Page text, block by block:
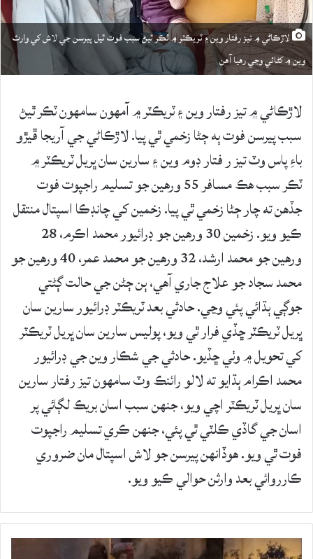
لاڙڪاڻي ۾ تيز رفتار وين ۽ ٽريڪٽر ۾ ٽڪر ٿيڻ سبب فوت ٿيل پيرسن جي لاش کي وارث
وين ۾ کڻائي وڃي رهيا آهن
لاڙڪاڻي ۾ تيز رفتار وين ۽ ٽريڪٽر ۾ آمهون سامهون ٽڪر ٿيڻ
سبب پيرسن فوت ٻه ڄڻا زخمي ٿي پيا. لاڙڪاڻي جي آريجا ڦيڙو
باءِ پاس وٽ تيز ر فتار ڊوم وين ۽ سارين سان ڀريل ٽريڪٽر ۾
ٽڪر سبب هڪ مسافر 55 ورهين جو تسليم راجپوت فوت
جڏهن ته چار ڄڻا زخمي ٿي پيا. زخمين کي چانڊڪا اسپتال منتقل
ڪيو ويو. زخمين 30 ورهين جو ڊرائيور محمد اڪرم، 28
ورهين جو محمد ارشد، 32 ورهين جو محمد عمر، 40 ورهين جو
محمد سجاد جو علاج جاري آهي، ٻن ڄڻن جي حالت ڳڻتي
جوڳي ٻڌائي پئي وڃي. حادثي بعد ٽريڪٽر ڊرائيور سارين سان
ڀريل ٽريڪٽر ڇڏي فرار ٿي ويو، پوليس سارين سان ڀريل ٽريڪٽر
کي تحويل ۾ وٺي ڇڏيو. حادثي جي شڪار وين جي ڊرائيور
محمد اڪرام ٻڌايو ته لالو رائنڪ وٽ سامهون تيز رفتار سارين
سان ڀريل ٽريڪٽر اچي ويو، جنهن سبب اسان بريڪ لڳائي پر
اسان جي گاڏي ڪلٽي ٿي پئي، جنهن ڪري تسليم راجپوت
فوت ٿي ويو. هوڏانهن پيرسن جو لاش اسپتال مان ضروري
ڪارروائي بعد وارثن حوالي ڪيو ويو.